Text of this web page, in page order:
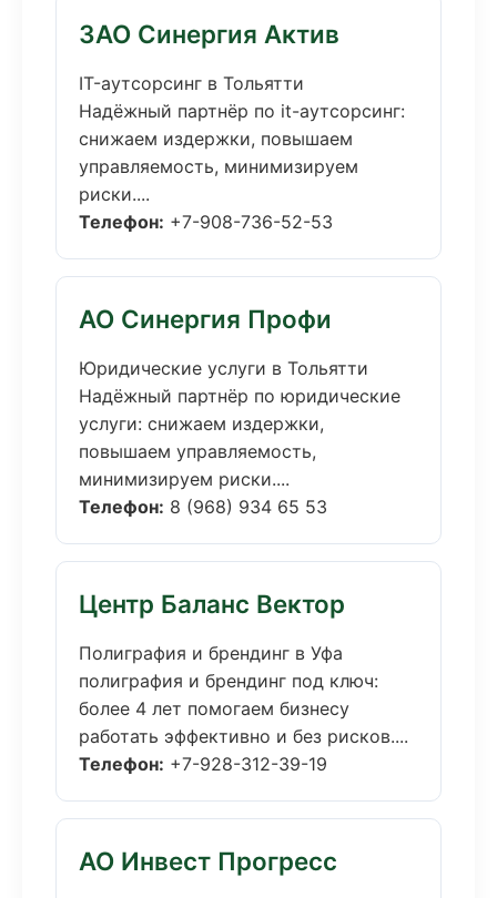
ЗАО Синергия Актив
IT-аутсорсинг в Тольятти
Надёжный партнёр по it-аутсорсинг:
снижаем издержки, повышаем
управляемость, минимизируем
риски....
Телефон: +7-908-736-52-53
АО Синергия Профи
Юридические услуги в Тольятти
Надёжный партнёр по юридические
услуги: снижаем издержки,
повышаем управляемость,
минимизируем риски....
Телефон: 8 (968) 934 65 53
Центр Баланс Вектор
Полиграфия и брендинг в Уфа
полиграфия и брендинг под ключ:
более 4 лет помогаем бизнесу
работать эффективно и без рисков....
Телефон: +7-928-312-39-19
АО Инвест Прогресс